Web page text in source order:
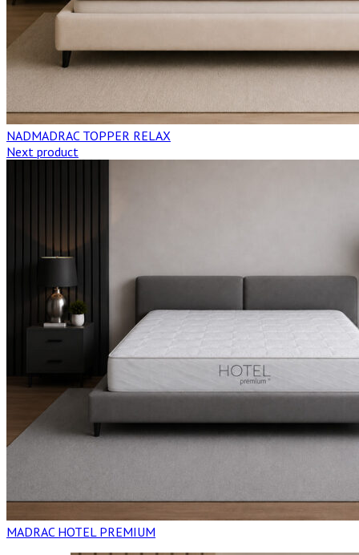
NADMADRAC TOPPER RELAX
Next product
MADRAC HOTEL PREMIUM